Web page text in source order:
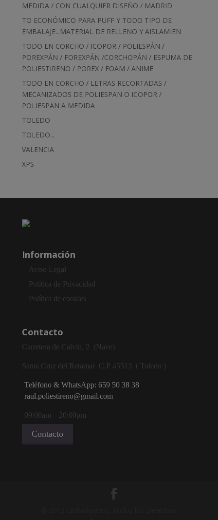
MEDIDA / CON CUALQUIER DISEÑO / MADRID
TO ECONÓMICO PARA PUFF Y TODO TIPO DE
EMBALAJE...MATERIAL DE RELLENO Y AISLAMIEN
TODO EN CORCHO / ICOPOR / POLIESPÁN /
POREXPÁN / FOREXPÁN /CORCHOPÁN / ESPUMA DE
POLIESTIRENO / POREX / FOAM / ANIME
TODO EN CORCHO / LETRAS RECORTADAS /
MECANIZADOS DE POLIESPAN O ICOPOR /
POLIESPAN A MEDIDA
TOLEDO
TOLEDO...
VALENCIA
XPS
Información
Aviso Legal
Política de Privacidad
Política de cookies
Contacto
Carretera de Calvín, 2 (Nave)
Santa Cruz del Retamar C.P 45513 ( Toledo )
Teléfono & WhatsApp: 659 50 38 38
raul.poliestireno@gmail.com
09:00am – 20:00pm
Contacto